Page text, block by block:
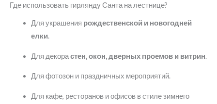
Где использовать гирлянду Санта на лестнице?
Для украшения рождественской и новогодней
елки.
Для декорастен, окон, дверных проемов и витрин.
Для фотозон и праздничных мероприятий.
Для кафе, ресторанов и офисов в стиле зимнего